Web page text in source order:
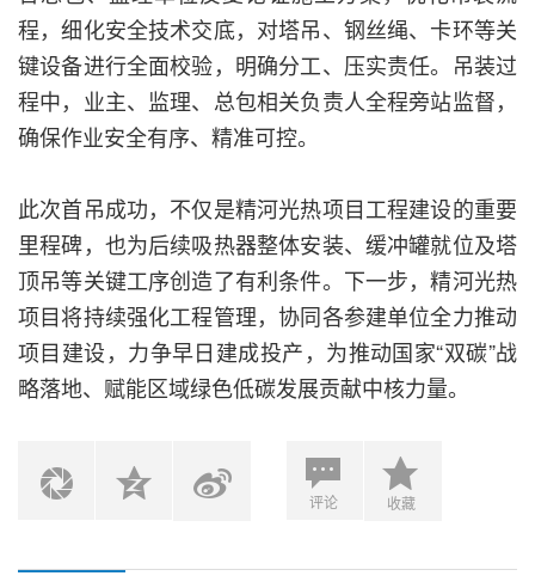
程，细化安全技术交底，对塔吊、钢丝绳、卡环等关
键设备进行全面校验，明确分工、压实责任。吊装过
程中，业主、监理、总包相关负责人全程旁站监督，
确保作业安全有序、精准可控。
此次首吊成功，不仅是精河光热项目工程建设的重要
里程碑，也为后续吸热器整体安装、缓冲罐就位及塔
顶吊等关键工序创造了有利条件。下一步，精河光热
项目将持续强化工程管理，协同各参建单位全力推动
项目建设，力争早日建成投产，为推动国家“双碳”战
略落地、赋能区域绿色低碳发展贡献中核力量。
评论 收藏